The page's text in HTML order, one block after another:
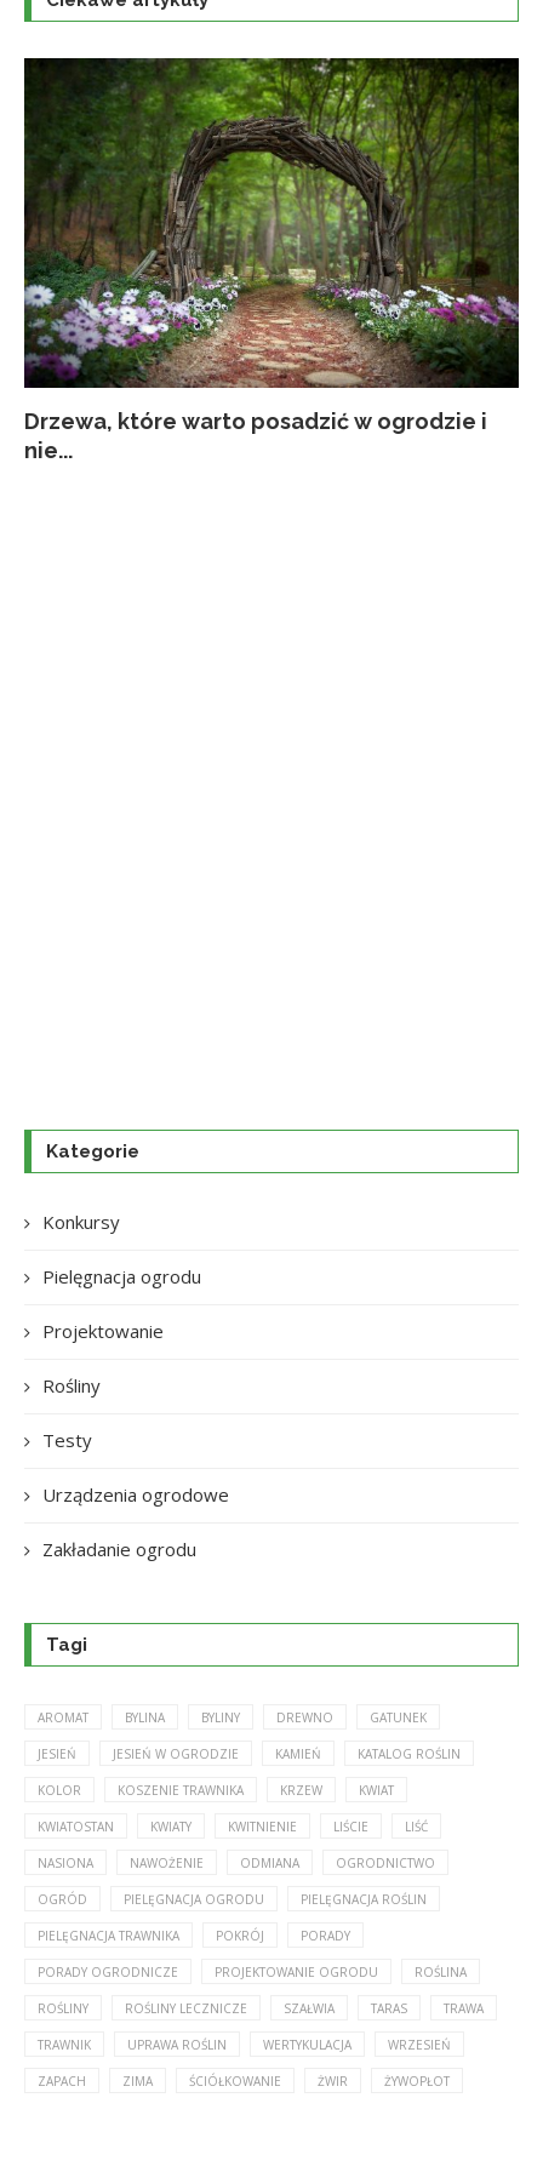
Drzewa, które warto posadzić w ogrodzie i
nie...
Kategorie
Konkursy
Pielęgnacja ogrodu
Projektowanie
Rośliny
Testy
Urządzenia ogrodowe
Zakładanie ogrodu
Tagi
AROMAT BYLINA BYLINY DREWNO GATUNEK
JESIEŃ JESIEŃ W OGRODZIE KAMIEŃ KATALOG ROŚLIN
KOLOR KOSZENIE TRAWNIKA KRZEW KWIAT
KWIATOSTAN KWIATY KWITNIENIE LIŚCIE LIŚĆ
NASIONA NAWOŻENIE ODMIANA OGRODNICTWO
OGRÓD PIELĘGNACJA OGRODU PIELĘGNACJA ROŚLIN
PIELĘGNACJA TRAWNIKA POKRÓJ PORADY
PORADY OGRODNICZE PROJEKTOWANIE OGRODU ROŚLINA
ROŚLINY ROŚLINY LECZNICZE SZAŁWIA TARAS TRAWA
TRAWNIK UPRAWA ROŚLIN WERTYKULACJA WRZESIEŃ
ZAPACH ZIMA ŚCIÓŁKOWANIE ŻWIR ŻYWOPŁOT